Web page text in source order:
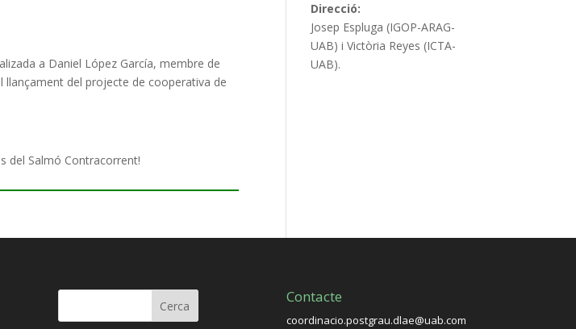
a Daniel López García, membre de
llançament del projecte de cooperativa de
del Salmó Contracorrent!
Direcció:
Josep Espluga (IGOP-ARAG-
UAB) i Victòria Reyes (ICTA-
UAB).
Contacte
coordinacio.postgrau.dlae@uab.com